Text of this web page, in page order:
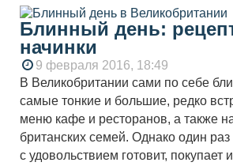
Блинный день:
начинки
9 февраля 2016, 18:49
В Великобритании сами по себе
самые тонкие и большие, редко
меню кафе и ресторанов, а также
британских семей. Однако один раз
с удовольствием готовит, покупает